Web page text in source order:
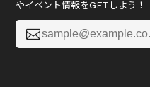
やイベント情報をGETしよう！
